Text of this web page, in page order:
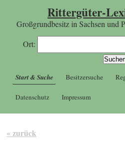
Rittergüter-
Großgrundbesitz in Sachsen und
Ort:
Start & Suche Besitzersuche
Datenschutz Impressum
« zurück